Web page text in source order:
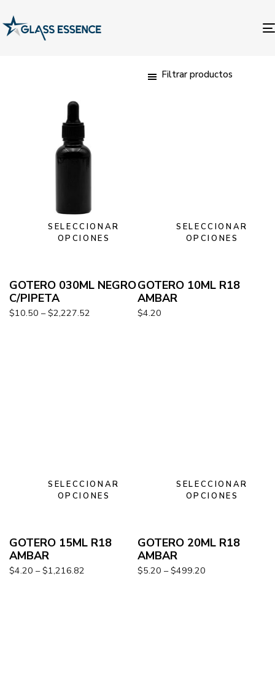
Filtrar productos
SELECCIONAR
OPCIONES
GOTERO 030ML NEGRO
C/PIPETA
$10.50 – $2,227.52
SELECCIONAR
OPCIONES
GOTERO 10ML R18
AMBAR
$4.20
SELECCIONAR
OPCIONES
GOTERO 15ML R18
AMBAR
$4.20 – $1,216.82
SELECCIONAR
OPCIONES
GOTERO 20ML R18
AMBAR
$5.20 – $499.20